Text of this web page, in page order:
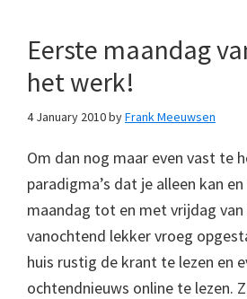
Eerste maandag
het werk!
4 January 2010byFrank Meeuwsen
Om dan nog maar even vast te
paradigma’s dat je alleen kan
maandag tot en met vrijdag
vanochtend lekker vroeg
huis rustig de krant te lezen en
ochtendnieuws online te lezen.